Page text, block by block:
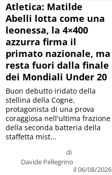
Atletica: Matilde
Abelli lotta come una
leonessa, la 4×400
azzurra firma il
primato nazionale, ma
resta fuori dalla finale
dei Mondiali Under 20
di
Davide Pellegrino
il 06/08/2026
Buon debutto iridato della
stellina della Cogne,
protagonista di una prova
coraggiosa nell'ultima frazione
della seconda batteria della
staffetta mist...